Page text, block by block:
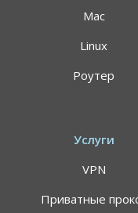
Воспользуйтесь
ALTVPN, и
191.8$
Цена указана за план
Mac
Linux
Роутер
Услуги
VPN
Приватные